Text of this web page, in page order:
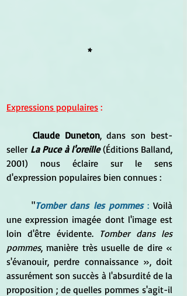
*
Expressions populaires :
Claude Duneton, dans son best-
seller La Puce à l'oreille (Éditions Balland,
2001) nous éclaire sur le sens
d'expression populaires bien connues :
	"
Tomber dans les pommes : Voilà
une expression imagée dont l'image est
loin d'être évidente. Tomber dans les
pommes, manière très usuelle de dire «
s'évanouir, perdre connaissance », doit
assurément son succès à l'absurdité de la
proposition ; de quelles pommes s'agit-il